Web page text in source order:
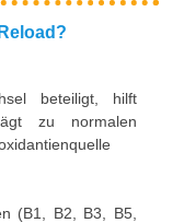
?
beteiligt, hilft
zu normalen
(B1, B2, B3, B5,